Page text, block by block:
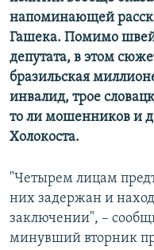
напоминающей
Гашека. Помимо
депутата, в этом
бразильская
инвалид, трое
то ли мошенников и
Холокоста.
"Четырем лицам
них задержан и
заключении", –
минувший вторник